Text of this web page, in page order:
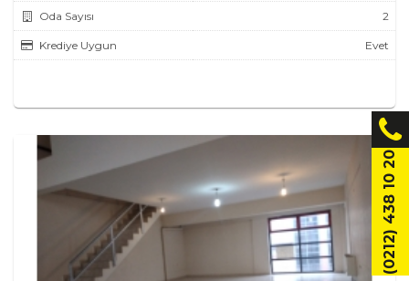
Oda Sayısı 2
Krediye Uygun Evet
(0212) 438 10 20